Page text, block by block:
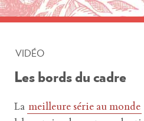
Articles étiquetés «
VIDÉO
Les bords du cadre
La meilleure série au monde